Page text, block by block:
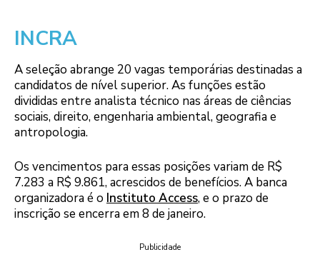
INCRA
A seleção abrange 20 vagas temporárias destinadas a
candidatos de nível superior. As funções estão
divididas entre analista técnico nas áreas de ciências
sociais, direito, engenharia ambiental, geografia e
antropologia.
Os vencimentos para essas posições variam de R$
7.283 a R$ 9.861, acrescidos de benefícios. A banca
organizadora é o Instituto Access, e o prazo de
inscrição se encerra em 8 de janeiro.
Publicidade